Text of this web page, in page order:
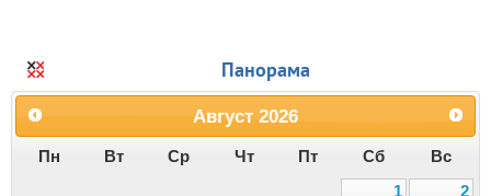
Панорама
Август 2026
Пн Вт Ср Чт Пт Сб
Вс
1
2